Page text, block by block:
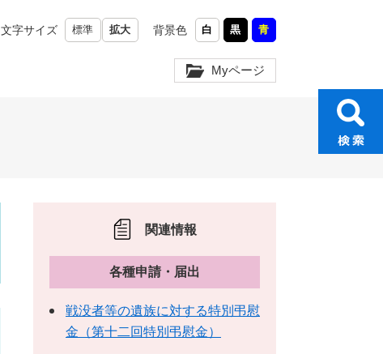
文字サイズ 標準 拡大 背景色 白 黒 青
Myページ
関連情報
各種申請・届出
戦没者等の遺族に対する特別弔慰
金（第十二回特別弔慰金）